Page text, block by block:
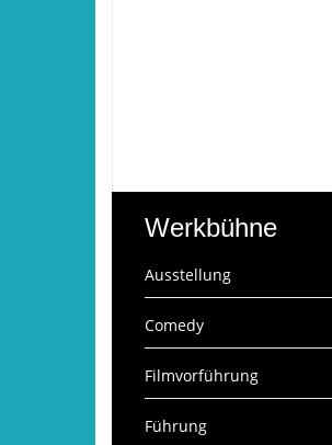
Werkbühne
Ausstellung
Comedy
Filmvorführung
Führung